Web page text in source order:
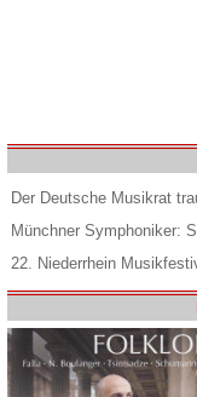
Der Deutsche Musikrat
Münchner Symphoniker:
22. Niederrhein